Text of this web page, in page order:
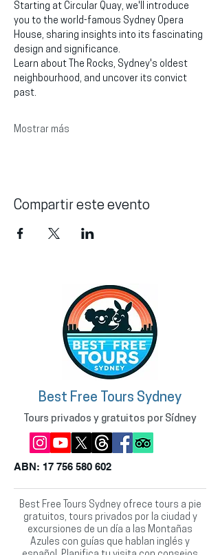
Starting at Circular Quay, we'll introduce
you to the world-famous Sydney Opera
House, sharing insights into its fascinating
design and significance.
Learn about The Rocks, Sydney's oldest
neighbourhood, and uncover its convict
past.
Mostrar más
Compartir este evento
Best Free Tours Sydney
Tours privados y gratuitos por Sídney
ABN: 17 756 580 602
Best Free Tours Sydney ofrece tours a pie
gratuitos, tours privados por la ciudad y
excursiones de un día a las Montañas
Azules con guías que hablan inglés y